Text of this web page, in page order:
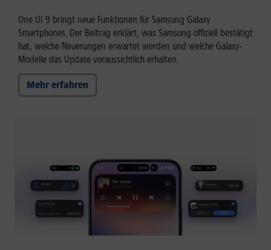
One UI 9 bringt neue Funktionen für Samsung Galaxy
Smartphones. Der Beitrag erklärt, was Samsung offiziell bestätigt
hat, welche Neuerungen erwartet werden und welche Galaxy-
Modelle das Update voraussichtlich erhalten.
Mehr erfahren